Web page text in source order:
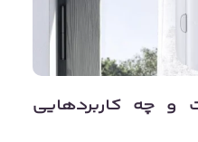
چه کاربردهایی